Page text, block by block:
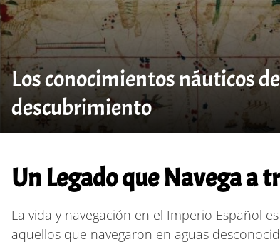
Los conocimientos náuticos
descubrimiento
Un Legado que Navega a
La vida y navegación en el Imperio Español
aquellos que navegaron en aguas